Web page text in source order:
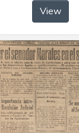
View